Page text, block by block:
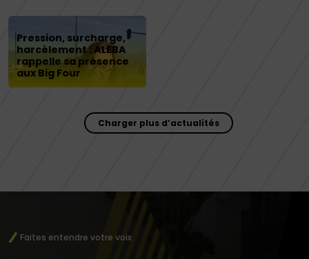
Pression, surcharge,
harcèlement : ALEBA
rappelle sa présence
aux Big Four
Charger plus d’actualités
Faites entendre votre voix